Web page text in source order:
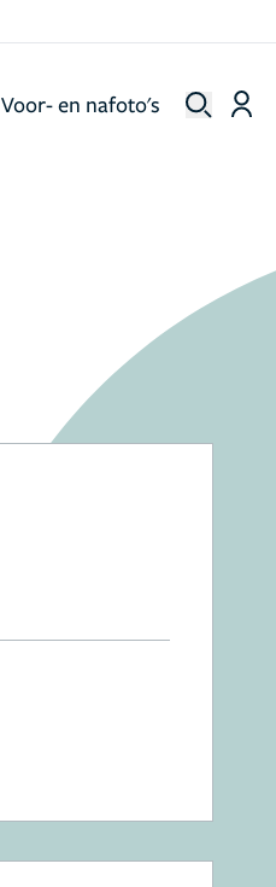
Voor- en nafoto's